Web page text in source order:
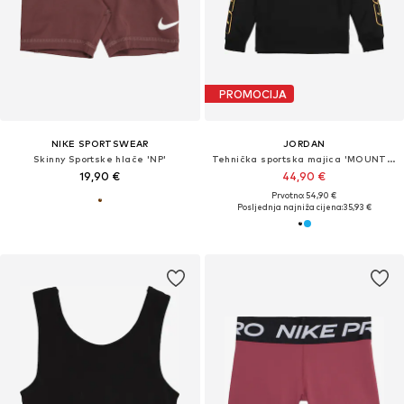
NIKE SPORTSWEAR
Skinny Sportske hlače 'NP'
19,90 €
PROMOCIJA
JORDAN
Tehnička sportska majica 'MOUNTAINSIDE'
44,90 €
Prvotno: 54,90 €
Posljednja najniža cijena:35,93 €